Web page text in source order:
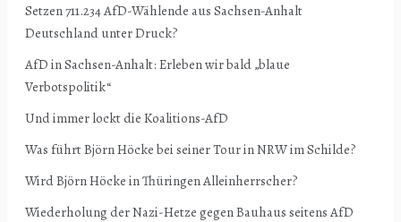
Setzen 711.234 AfD-Wählende aus Sachsen-Anhalt
Deutschland unter Druck?
AfD in Sachsen-Anhalt: Erleben wir bald „blaue
Verbotspolitik“
Und immer lockt die Koalitions-AfD
Was führt Björn Höcke bei seiner Tour in NRW im Schilde?
Wird Björn Höcke in Thüringen Alleinherrscher?
Wiederholung der Nazi-Hetze gegen Bauhaus seitens AfD